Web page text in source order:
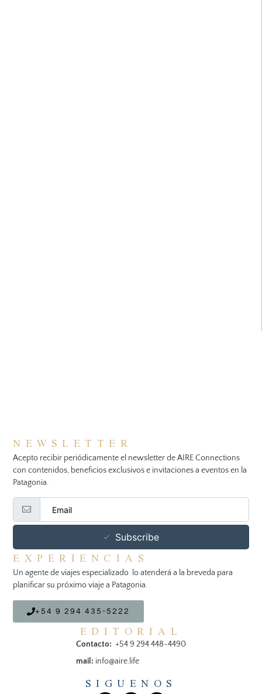
NEWSLETTER
Acepto recibir periódicamente el newsletter de AIRE Connections
con contenidos, beneficios exclusivos e invitaciones a eventos en la
Patagonia.
Subscribe
EXPERIENCIAS
Un agente de viajes especializado lo atenderá a la breveda para
planificar su próximo viaje a Patagonia.
+54 9 294 435-5222
EDITORIAL
Contacto: +54 9 294 448-4490
mail: info@aire.life
SIGUENOS